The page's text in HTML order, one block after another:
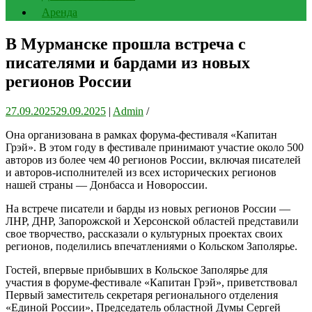
Аренда
В Мурманске прошла встреча с
писателями и бардами из новых
регионов России
27.09.202529.09.2025 | Admin /
Она организована в рамках форума-фестиваля «Капитан
Грэй». В этом году в фестивале принимают участие около 500
авторов из более чем 40 регионов России, включая писателей
и авторов-исполнителей из всех исторических регионов
нашей страны — Донбасса и Новороссии.
На встрече писатели и барды из новых регионов России —
ЛНР, ДНР, Запорожской и Херсонской областей представили
свое творчество, рассказали о культурных проектах своих
регионов, поделились впечатлениями о Кольском Заполярье.
Гостей, впервые прибывших в Кольское Заполярье для
участия в форуме-фестивале «Капитан Грэй», приветствовал
Первый заместитель секретаря регионального отделения
«Единой России», Председатель областной Думы Сергей